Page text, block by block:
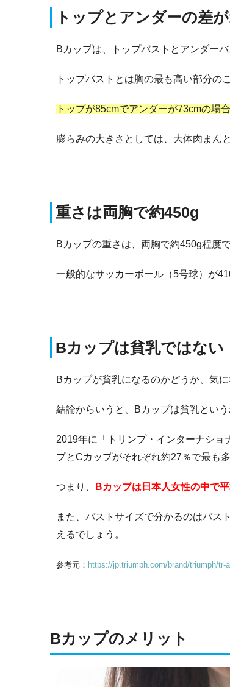
トップとアンダーの差
Bカップは、トップバストとアンダー
トップバストとは胸の最も高い部分の
トップが85cmでアンダーが73cmの場
膨らみの大きさとしては、大体肉まん
重さは両胸で約450g
Bカップの重さは、両胸で約450g程度で
一般的なサッカーボール（5号球）が
Bカップは貧乳ではない
Bカップが貧乳になるのかどうか、気
結論からいうと、Bカップは貧乳という
2019年に「トリンプ・インターナシ
プとCカップがそれぞれ約27％で最も
つまり、 Bカップは日本人女性の中で
また、バストサイズで分かるのはバス
えるでしょう。
参考元： https://jp.triumph.com/brand/triumph/tr-
Bカップのメリット